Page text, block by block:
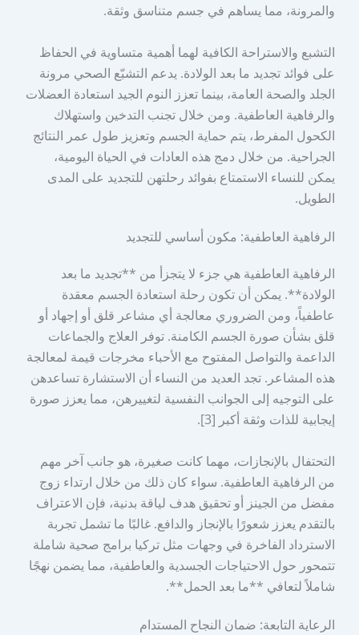
والمرونة، مما يساهم في جسم متناسق وثقة.
التشبع والاستراحة الكافية لهما أهمية متساوية في الحفاظ
على فوائد تجديد ما بعد الولادة. يدعم التشبّع الصحي مرونة
الجلد والصحة العامة، بينما تعزز النوم الجيد استعادة العضلات
والرفاهية العاطفية. ومن خلال تجنب التدخين واستهلاك
الكحول المفرط، يتم حماية الجسم وتعزيز طول عمر النتائج
الجراحية. من خلال دمج هذه العادات في الحياة اليومية،
يمكن للنساء الاستمتاع بفوائد رحلتهن للتجديد على المدى
الطويل.
الرفاهية العاطفية: مكون أساسي للتجديد
الرفاهية العاطفية هي جزء لا يتجزأ من **تجديد ما بعد
الولادة**. يمكن أن تكون رحلة استعادة الجسم معقدة
عاطفياً، ومن الضروري معالجة أي مشاعر قلق أو إجهاد أو
قلق بشأن صورة الجسم الكامنة. توفر العلاج والجماعات
الداعمة والتواصل المفتوح مع الأحباء مخرجات قيمة لمعالجة
هذه المشاعر. تجد العديد من النساء أن الاستشارة تساعدهن
على التوجيه إلى الجوانب النفسية لتغييرهن، مما يعزز صورة
إيجابية للذات وثقة أكبر [3].
التحتفال بالإنجازات، مهما كانت صغيرة، هو جانب آخر مهم
من الرفاهية العاطفية. سواء كان ذلك من خلال ارتداء زوج
مفضل من الجينز أو تحقيق هدف لياقة بدنية، فإن الاعتراف
بالتقدم يعزز شعورًا بالإنجاز والدافع. غالبًا ما تشمل تجربة
الاسترداد الفاخرة في وجهات مثل تركيا برامج صحية شاملة
تتمحور حول الاحتياجات الجسدية والعاطفية، مما يضمن نهجًا
شاملاً لتعافي **ما بعد الحمل**.
الرعاية التابعة: ضمان النجاح المستدام